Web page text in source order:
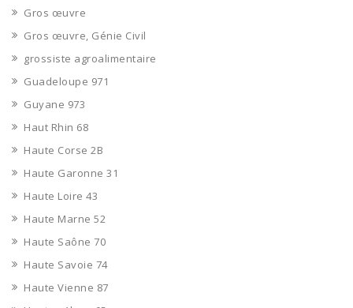
Gros œuvre
Gros œuvre, Génie Civil
grossiste agroalimentaire
Guadeloupe 971
Guyane 973
Haut Rhin 68
Haute Corse 2B
Haute Garonne 31
Haute Loire 43
Haute Marne 52
Haute Saône 70
Haute Savoie 74
Haute Vienne 87